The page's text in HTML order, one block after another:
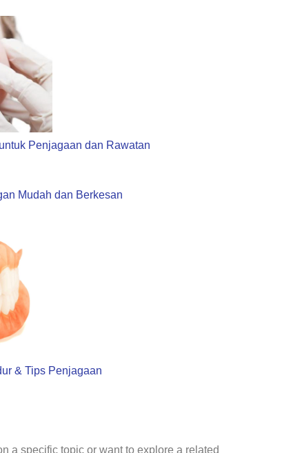
Penjagaan dan Rawatan
Mudah dan Berkesan
& Tips Penjagaan
a specific topic or want to explore a related